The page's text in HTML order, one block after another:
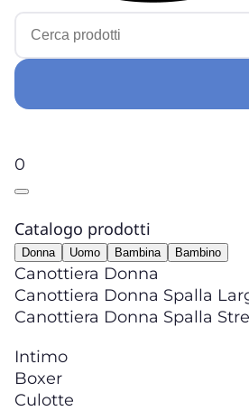
0
Catalogo prodotti
Donna Uomo Bambina Bambino
Canottiera Donna
Canottiera Donna Spalla
Canottiera Donna Spalla
Intimo
Boxer
Culotte